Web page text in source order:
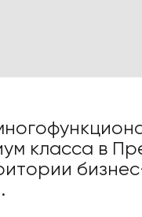
класса в